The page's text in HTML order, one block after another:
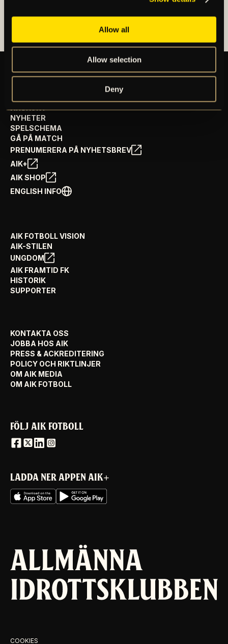
Allow all
Allow selection
Deny
ÅRSKORT
NYHETER
SPELSCHEMA
GÅ PÅ MATCH
PRENUMERERA PÅ NYHETSBREV
AIK+
AIK SHOP
ENGLISH INFO
AIK FOTBOLL VISION
AIK-STILEN
UNGDOM
AIK FRAMTID FK
HISTORIK
SUPPORTER
KONTAKTA OSS
JOBBA HOS AIK
PRESS & ACKREDITERING
POLICY OCH RIKTLINJER
OM AIK MEDIA
OM AIK FOTBOLL
FÖLJ AIK FOTBOLL
LADDA NER APPEN AIK+
COOKIES